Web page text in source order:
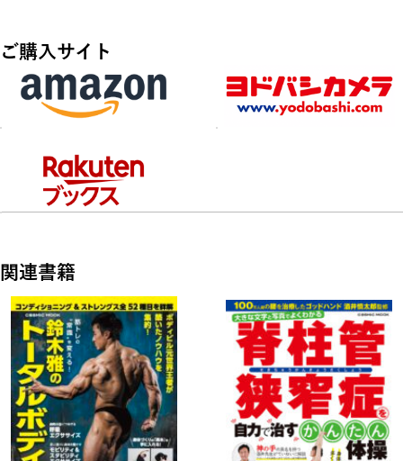
時間や体力、目的に合わせて自分にぴったりのプランを見つけ
てください。
「歩く」をベースに考え、スタートとゴールの駅はあえて変え
観光やグルメを楽しみながらしっかり歩いて、東京の魅力を再
《巻頭特集》
話題の最新施設・最旬エリアを巡るコース
【有楽町駅〜浜松町駅】【原宿駅〜外苑前駅】【有明テニスの
森駅〜新木場駅】【日の出駅〜天王洲アイル駅
《コンテンツ》
レジャーメインのライトコース（3,000〜6,000歩）
ご購入サイト
関連書籍